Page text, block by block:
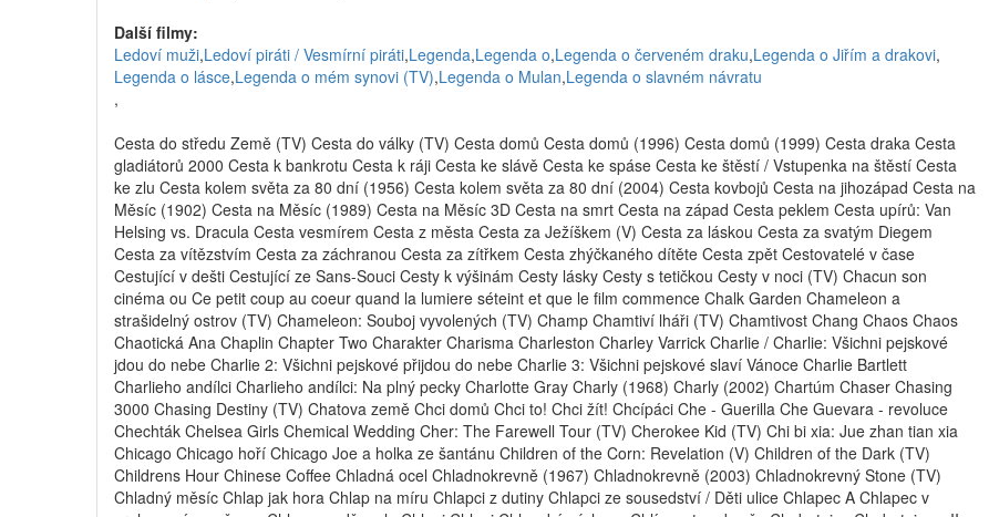
Další filmy:
Ledoví muži,Ledoví piráti / Vesmírní piráti,Legenda,Legenda o,Legenda o červeném draku,Legenda o Jiřím a drakovi,
Legenda o lásce,Legenda o mém synovi (TV),Legenda o Mulan,Legenda o slavném návratu
,
Cesta do středu Země (TV) Cesta do války (TV) Cesta domů Cesta domů (1996) Cesta domů (1999) Cesta draka Cesta
gladiátorů 2000 Cesta k bankrotu Cesta k ráji Cesta ke slávě Cesta ke spáse Cesta ke štěstí / Vstupenka na štěstí Cesta
ke zlu Cesta kolem světa za 80 dní (1956) Cesta kolem světa za 80 dní (2004) Cesta kovbojů Cesta na jihozápad Cesta na
Měsíc (1902) Cesta na Měsíc (1989) Cesta na Měsíc 3D Cesta na smrt Cesta na západ Cesta peklem Cesta upírů: Van
Helsing vs. Dracula Cesta vesmírem Cesta z města Cesta za Ježíškem (V) Cesta za láskou Cesta za svatým Diegem
Cesta za vítězstvím Cesta za záchranou Cesta za zítřkem Cesta zhýčkaného dítěte Cesta zpět Cestovatelé v čase
Cestující v dešti Cestující ze Sans-Souci Cesty k výšinám Cesty lásky Cesty s tetičkou Cesty v noci (TV) Chacun son
cinéma ou Ce petit coup au coeur quand la lumiere séteint et que le film commence Chalk Garden Chameleon a
strašidelný ostrov (TV) Chameleon: Souboj vyvolených (TV) Champ Chamtiví lháři (TV) Chamtivost Chang Chaos Chaos
Chaotická Ana Chaplin Chapter Two Charakter Charisma Charleston Charley Varrick Charlie / Charlie: Všichni pejskové
jdou do nebe Charlie 2: Všichni pejskové přijdou do nebe Charlie 3: Všichni pejskové slaví Vánoce Charlie Bartlett
Charlieho andílci Charlieho andílci: Na plný pecky Charlotte Gray Charly (1968) Charly (2002) Chartúm Chaser Chasing
3000 Chasing Destiny (TV) Chatova země Chci domů Chci to! Chci žít! Chcípáci Che - Guerilla Che Guevara - revoluce
Chechták Chelsea Girls Chemical Wedding Cher: The Farewell Tour (TV) Cherokee Kid (TV) Chi bi xia: Jue zhan tian xia
Chicago Chicago hoří Chicago Joe a holka ze šantánu Children of the Corn: Revelation (V) Children of the Dark (TV)
Childrens Hour Chinese Coffee Chladná ocel Chladnokrevně (1967) Chladnokrevně (2003) Chladnokrevný Stone (TV)
Chladný měsíc Chlap jak hora Chlap na míru Chlapci z dutiny Chlapci ze sousedství / Děti ulice Chlapec A Chlapec v